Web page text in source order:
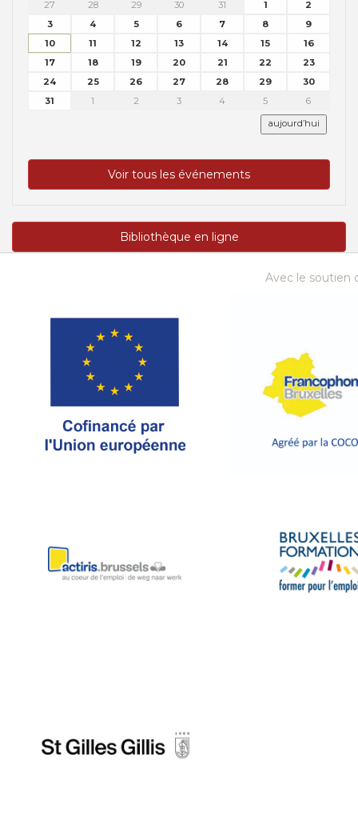
27
28 29 30 31 1
2
3
4 5 6 7 8
9
10
11 12 13 14 15
16
17
18 19 20 21 22
23
24
25 26 27 28 29
30
31
1 2 3 4 5 6
aujourd’hui
Voir tous les événements
Bibliothèque en ligne
Avec le soutien